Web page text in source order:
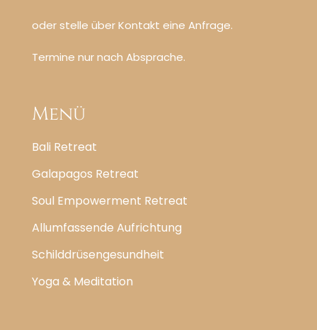
oder stelle über Kontakt eine Anfrage.
Termine nur nach Absprache.
Menü
Bali Retreat
Galapagos Retreat
Soul Empowerment Retreat
Allumfassende Aufrichtung
Schilddrüsengesundheit
Yoga & Meditation